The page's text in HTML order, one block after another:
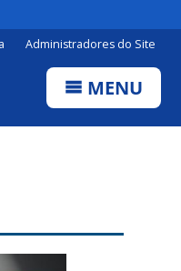
Administradores do Site
MENU